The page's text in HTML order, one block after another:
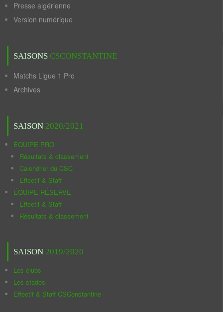
Presse algérienne
Version numérique
SAISONS CSCONSTANTINE
Matchs Ligue 1 Pro
Archives
SAISON 2020/2021
ÉQUIPE PRO
Résultats & classement
Calendrier du CSC
Effectif & Staff
ÉQUIPE RÉSERVE
Effectif & Staff
Résultats & classement
SAISON 2019/2020
Les clubs
Les stades
Effectif & Staff CSConstantine